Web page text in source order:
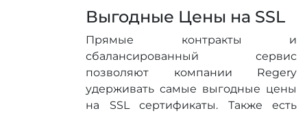
Выгодные Цены на SSL
Прямые контракты и
сбалансированный сервис
позволяют компании Regery
удерживать самые выгодные цены
на SSL сертификаты. Также есть